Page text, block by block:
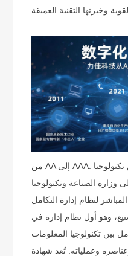
من AA إلى AAA: الطريق نحو التكامل المتقدم بين تكنولوجيا
وزارة الصناعة وتكنولوجيا
لنظام إدارة التكامل
وهو أول نظام إدارة في
تكنولوجيا المعلومات
وعملياته. تُعد شهادة